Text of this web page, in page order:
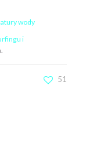
wody
i
51